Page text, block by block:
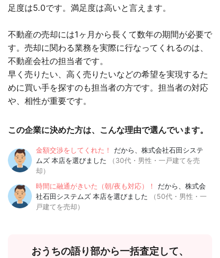
足度は5.0です。満足度は高いと言えます。
不動産の売却には1ヶ月から長くて数年の期間が必要で
す。売却に関わる業務を実際に行なってくれるのは、
不動産会社の担当者です。
早く売りたい、高く売りたいなどの希望を実現するた
めに買い手を探すのも担当者の方です。担当者の対応
や、相性が重要です。
この企業に決めた方は、こんな理由で選んでいます。
金額交渉をしてくれた！
だから、株式会社石田システ
ムズ 本店を選びました
（30代・男性・一戸建てを売
却）
時間に融通がきいた（朝/夜も対応）！
だから、株式会
社石田システムズ 本店を選びました
（50代・男性・一
戸建てを売却）
おうちの語り部から一括査定して、